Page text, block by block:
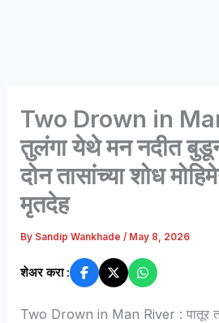
Two Drown in
तुलंगा येथे मन नदीत
दोन तासांच्या शोध
मृतदेह
By Sandip Wankhade/ May 8, 2026
शेअर करा :
Two Drown in Man River : पातूर